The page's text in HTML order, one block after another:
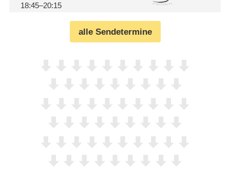
18:45–20:15
alle Sendetermine